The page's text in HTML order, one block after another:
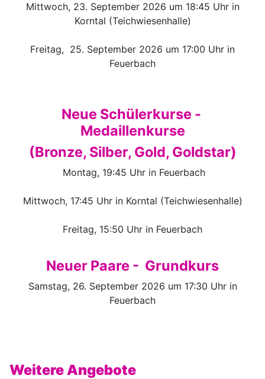
Mittwoch, 23. September 2026 um 18:45 Uhr in
Korntal (Teichwiesenhalle)
Freitag, 25. September 2026 um 17:00 Uhr in
Feuerbach
Neue Schülerkurse -
Medaillenkurse
(Bronze, Silber, Gold, Goldstar)
Montag, 19:45 Uhr in Feuerbach
Mittwoch, 17:45 Uhr in Korntal (Teichwiesenhalle)
Freitag, 15:50 Uhr in Feuerbach
Neuer Paare - Grundkurs
Samstag, 26. September 2026 um 17:30 Uhr in
Feuerbach
Weitere Angebote